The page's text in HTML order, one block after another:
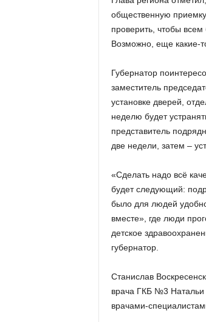
общественную
проверить, чтобы
Возможно, еще какие-
Губернатор
заместитель
установке дверей,
неделю будет
представитель
две недели, затем –
«Сделать надо всё
будет следующий:
было для людей
вместе», где люди
детское
губернатор.
Станислав
врача ГКБ №3 Натальи
врачами-